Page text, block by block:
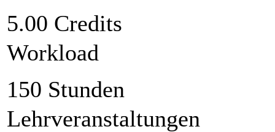
5.00 Credits
Workload
150 Stunden
Lehrveranstaltungen